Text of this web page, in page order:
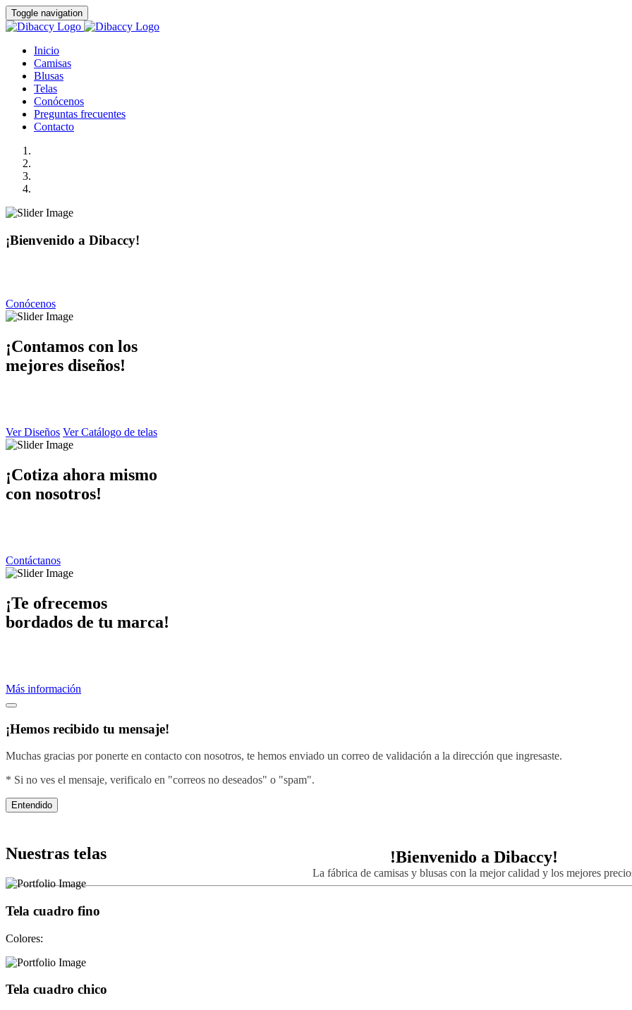
Toggle navigation
Inicio
Camisas
Blusas
Telas
Conócenos
Preguntas frecuentes
Contacto
¡Bienvenido a Dibaccy!
Conócenos
¡Contamos con los
mejores diseños!
Ver Diseños Ver Catálogo de telas
¡Cotiza ahora mismo
con nosotros!
Contáctanos
¡Te ofrecemos
bordados de tu marca!
Más información
¡Hemos recibido tu mensaje!
Muchas gracias por ponerte en contacto con nosotros, te hemos enviado un correo de validación a la dirección que ingresaste.
* Si no ves el mensaje, verificalo en "correos no deseados" o "spam".
Entendido
!Bienvenido a Dibaccy!
La fábrica de camisas y blusas con la mejor calidad y los mejores
Nuestras telas
Tela cuadro fino
Colores:
Tela cuadro chico